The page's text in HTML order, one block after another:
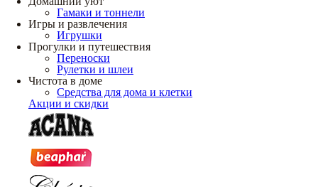
Гамаки и тоннели
Игры и развлечения
Игрушки
Прогулки и путешествия
Переноски
Рулетки и шлеи
Чистота в доме
Средства для дома и клетки
Акции и скидки